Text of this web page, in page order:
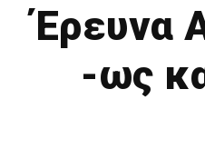
Έρευνα
-ως